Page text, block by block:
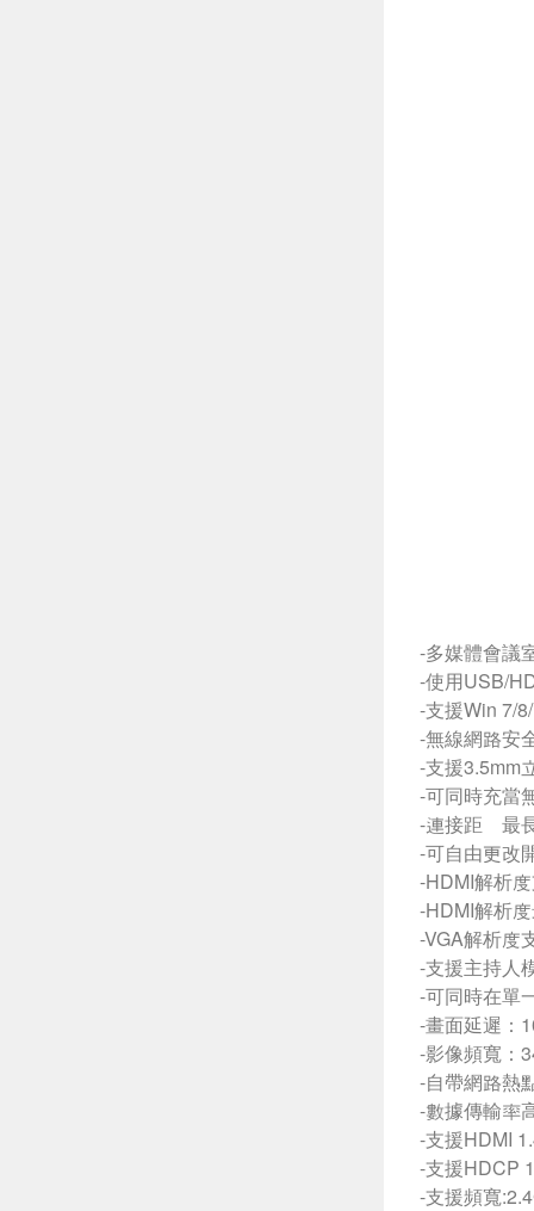
-多媒體會議
-使用USB/
-支援Win 7/
-無線網路安
-支援3.5mm
-可同時充當
-連接距離最
-可自由更改
-HDMI解析
-HDMI解析
-VGA解析度
-支援主持人
-可同時在單
-畫面延遲：
-影像頻寬：
-自帶網路熱
-數據傳輸率
-支援HDMI
-支援HDCP
-支援頻寬